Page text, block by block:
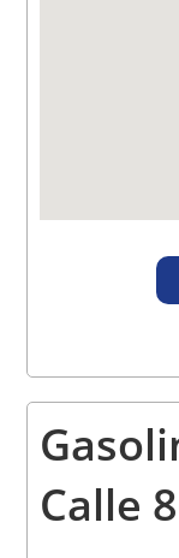
Calle